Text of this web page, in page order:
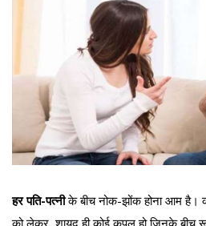
हर पति-पत्नीके बीच नोक-झोंक होना आम है।